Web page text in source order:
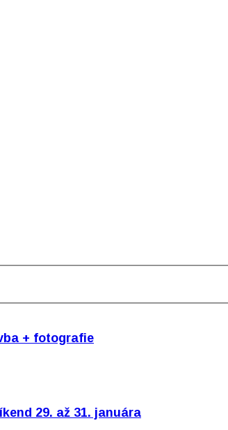
+ fotografie
29. až 31. januára